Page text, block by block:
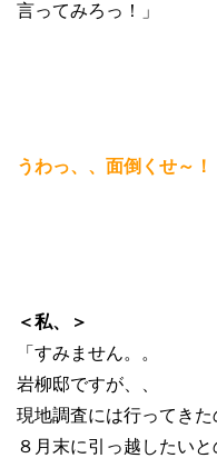
言ってみろっ！」
うわっ、、面倒くせ～！
＜私、＞
「すみません。。
岩柳邸ですが、、
現地調査には行ってきた
８月末に引っ越したい